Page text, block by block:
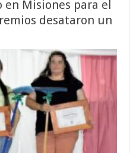
en Misiones para el
desataron un